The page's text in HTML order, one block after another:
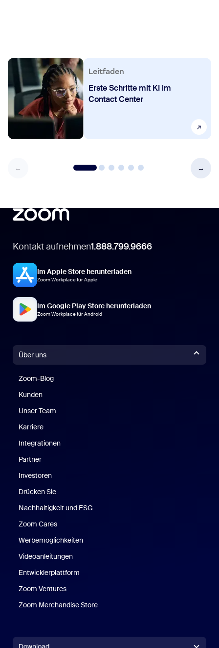
Leitfaden
Erste Schritte mit KI im
Contact Center
Kontakt aufnehmen1.888.799.9666
Im Apple Store herunterladen
Zoom Workplace für Apple
Im Google Play Store herunterladen
Zoom Workplace für Android
Über uns
Zoom-Blog
Kunden
Unser Team
Karriere
Integrationen
Partner
Investoren
Drücken Sie
Nachhaltigkeit und ESG
Zoom Cares
Werbemöglichkeiten
Videoanleitungen
Entwicklerplattform
Zoom Ventures
Zoom Merchandise Store